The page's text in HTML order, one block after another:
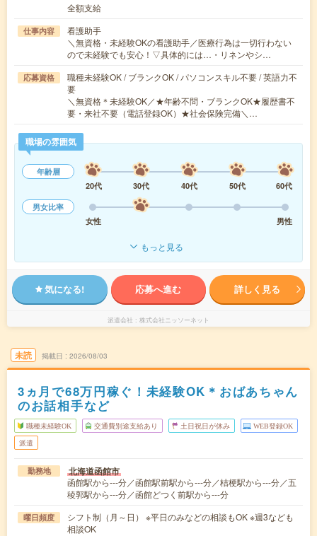
全額支給
仕事内容
看護助手
＼無資格・未経験OKの看護助手／医療行為は一切行わない
ので未経験でも安心！▽具体的には…・リネンやシ…
応募資格
職種未経験OK / ブランクOK / パソコンスキル不要 / 英語力不
要
＼無資格＊未経験OK／★年齢不問・ブランクOK★履歴書不
要・来社不要（電話登録OK）★社会保険完備＼…
職場の雰囲気
年齢層
20代
30代 40代 50代
60代
男女比率
女性
男性
もっと見る
気になる! 応募へ進む 詳しく見る
派遣会社 株式会社ニッソーネット
未読 掲載日 2026/08/03
3ヵ月で68万円稼ぐ！未経験OK＊おばあちゃん
のお話相手など
職種未経験OK 交通費別途支給あり 土日祝日が休み WEB登録OK
派遣
勤務地 北海道函館市
函館駅から---分／函館駅前駅から---分／桔梗駅から---分／五
稜郭駅から---分／函館どつく前駅から---分
曜日頻度
シフト制（月～日） ※平日のみなどの相談もOK ※週3なども
相談OK